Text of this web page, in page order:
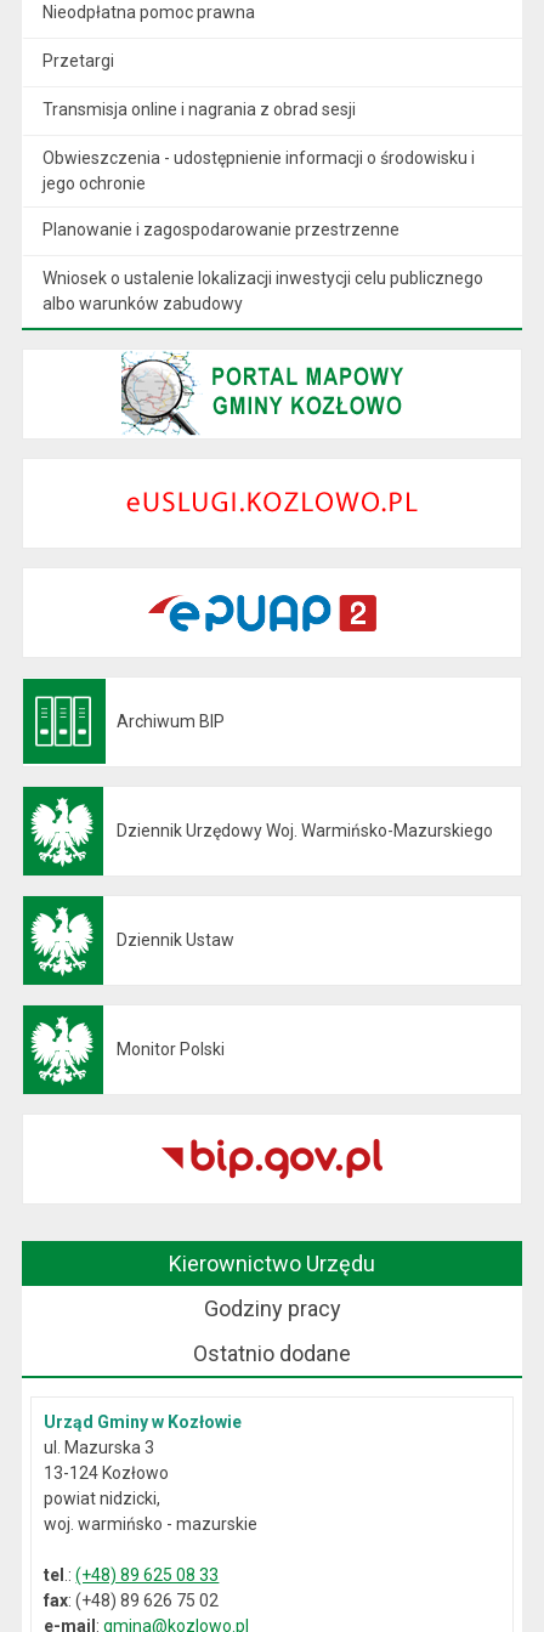
Nieodpłatna pomoc prawna
Przetargi
Transmisja online i nagrania z obrad sesji
Obwieszczenia - udostępnienie informacji o środowisku i
jego ochronie
Planowanie i zagospodarowanie przestrzenne
Wniosek o ustalenie lokalizacji inwestycji celu publicznego
albo warunków zabudowy
Archiwum BIP
Dziennik Urzędowy Woj. Warmińsko-Mazurskiego
Dziennik Ustaw
Monitor Polski
Kierownictwo Urzędu
Godziny pracy
Ostatnio dodane
Urząd Gminy w Kozłowie
ul. Mazurska 3
13-124 Kozłowo
powiat nidzicki,
woj. warmińsko - mazurskie
tel .:(+48) 89 625 08 33
fax: (+48) 89 626 75 02
e-mail:gmina@kozlowo.pl